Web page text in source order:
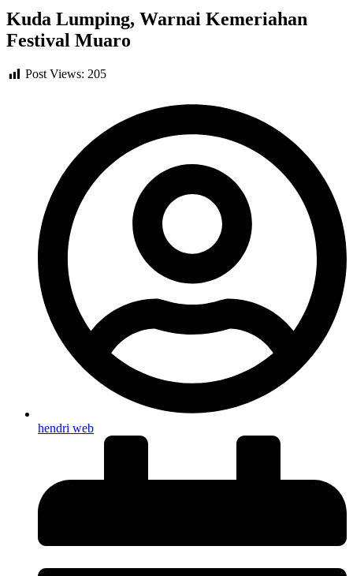
Kuda Lumping, Warnai Kemeriahan
Festival Muaro
Post Views: 205
hendri web